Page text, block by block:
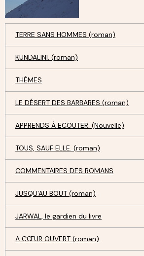
TERRE SANS HOMMES (roman)
KUNDALINI. (roman)
THÈMES
LE DÉSERT DES BARBARES (roman)
APPRENDS À ECOUTER. (Nouvelle)
TOUS, SAUF ELLE. (roman)
COMMENTAIRES DES ROMANS
JUSQU'AU BOUT (roman)
JARWAL, le gardien du livre
A CŒUR OUVERT (roman)